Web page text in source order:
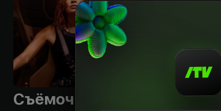
Съёмочная группа